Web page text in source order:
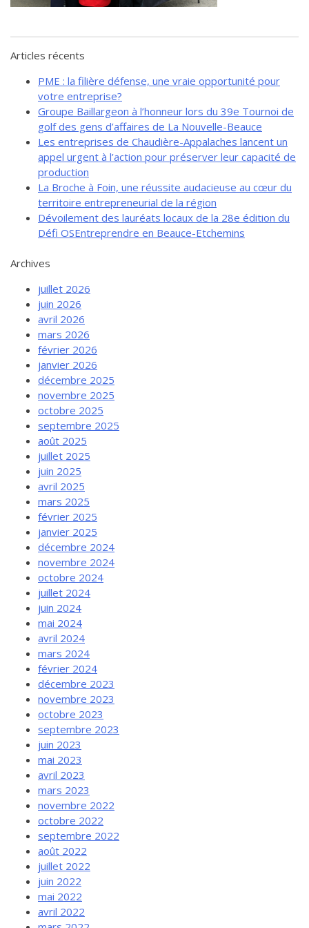
de solidarité
Événements et formations
Documentation
Articles récents
PME : la filière défense, une vraie opportunité pour
votre entreprise?
Groupe Baillargeon à l’honneur lors du 39e Tournoi de
golf des gens d’affaires de La Nouvelle-Beauce
Les entreprises de Chaudière-Appalaches lancent un
appel urgent à l’action pour préserver leur capacité de
production
La Broche à Foin, une réussite audacieuse au cœur du
territoire entrepreneurial de la région
Dévoilement des lauréats locaux de la 28e édition du
Défi OSEntreprendre en Beauce-Etchemins
Archives
juillet 2026
juin 2026
avril 2026
mars 2026
février 2026
janvier 2026
décembre 2025
novembre 2025
octobre 2025
septembre 2025
août 2025
juillet 2025
juin 2025
avril 2025
mars 2025
février 2025
janvier 2025
décembre 2024
novembre 2024
octobre 2024
juillet 2024
juin 2024
mai 2024
avril 2024
mars 2024
février 2024
décembre 2023
novembre 2023
octobre 2023
septembre 2023
juin 2023
mai 2023
avril 2023
mars 2023
novembre 2022
octobre 2022
septembre 2022
août 2022
juillet 2022
juin 2022
mai 2022
avril 2022